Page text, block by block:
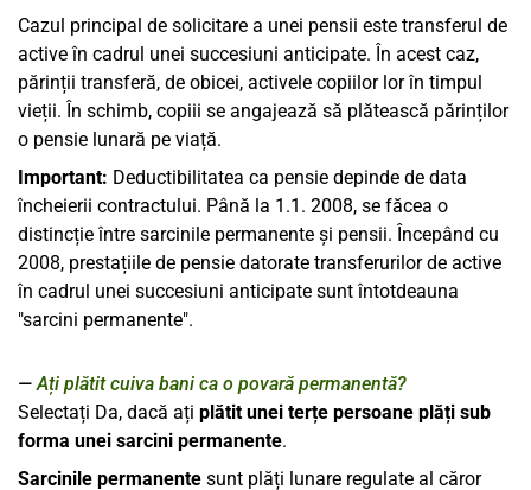
Cazul principal de solicitare a unei pensii este transferul de
active în cadrul unei succesiuni anticipate. În acest caz,
părinții transferă, de obicei, activele copiilor lor în timpul
vieții. În schimb, copiii se angajează să plătească părinților
o pensie lunară pe viață.
Important: Deductibilitatea ca pensie depinde de data
încheierii contractului. Până la 1.1. 2008, se făcea o
distincție între sarcinile permanente și pensii. Începând cu
2008, prestațiile de pensie datorate transferurilor de active
în cadrul unei succesiuni anticipate sunt întotdeauna
"sarcini permanente".
Ați plătit cuiva bani ca o povară permanentă?
Selectați Da, dacă ați plătit unei terțe persoane plăți sub
forma unei sarcini permanente.
Sarcinile permanente sunt plăți lunare regulate al căror